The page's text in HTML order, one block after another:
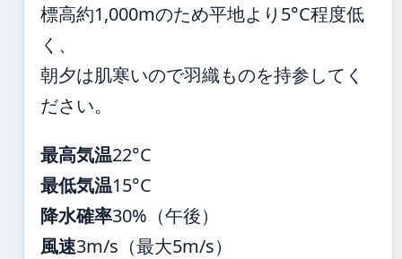
標高約1,000mのため平地より5°C程度低
く、
朝夕は肌寒いので羽織ものを持参してく
ださい。
最高気温22°C
最低気温15°C
降水確率30%（午後）
風速3m/s（最大5m/s）